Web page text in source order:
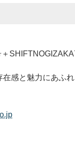
感と魅力にあふ